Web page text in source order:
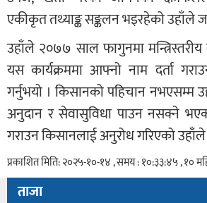
एकीकृत तथ्याङ्क सङ्कलन भइरहेको उहाँले
उहाँले २०७७ साल फागुनमा
यस कार्यक्रममा आफ्नो नाम दर्ता
गर्नुभयो । किसानको पहिचान नभएसम्म
अनुदान र सेवासुविधा पाउन नसक्ने
गराउन किसानलाई अनुरोध गरिएको
प्रकाशित मिति: २०२५-१०-१४ , समय : १०:३३:४५ , १०
ताजा